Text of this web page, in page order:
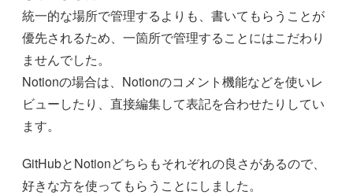
統一的な場所で管理するよりも、書いてもらうことが
優先されるため、一箇所で管理することにはこだわり
ませんでした。
Notionの場合は、Notionのコメント機能などを使いレ
ビューしたり、直接編集して表記を合わせたりしてい
ます。
GitHubとNotionどちらもそれぞれの良さがあるので、
好きな方を使ってもらうことにしました。